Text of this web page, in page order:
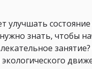
улучшать
знать, чтобы